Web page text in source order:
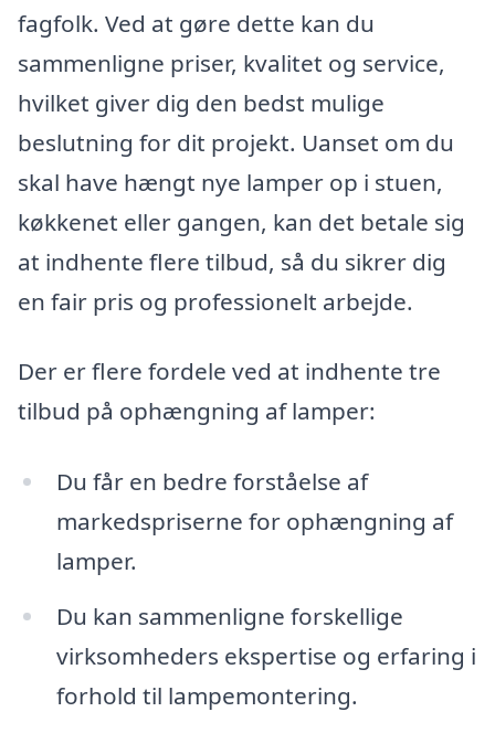
fagfolk. Ved at gøre dette kan du
sammenligne priser, kvalitet og service,
hvilket giver dig den bedst mulige
beslutning for dit projekt. Uanset om du
skal have hængt nye lamper op i stuen,
køkkenet eller gangen, kan det betale sig
at indhente flere tilbud, så du sikrer dig
en fair pris og professionelt arbejde.
Der er flere fordele ved at indhente tre
tilbud på ophængning af lamper:
Du får en bedre forståelse af
markedspriserne for ophængning af
lamper.
Du kan sammenligne forskellige
virksomheders ekspertise og erfaring i
forhold til lampemontering.